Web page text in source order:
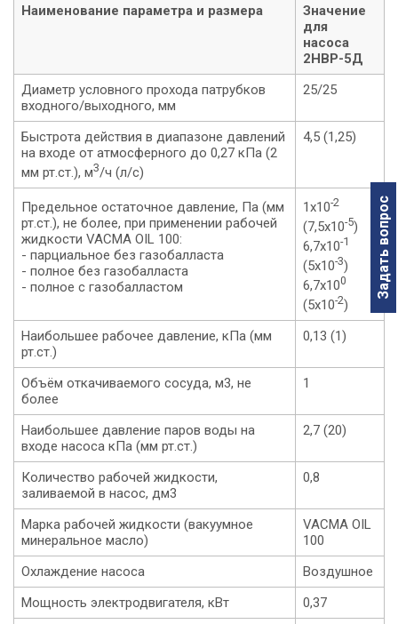
Задать вопрос
Наименование параметра и размера
Значение
для
насоса
2НВР-5Д
Диаметр условного прохода патрубков
входного/выходного, мм
25/25
Быстрота дeйствия в диaпазоне давлений
на входе от атмосферного до 0,27 кПа (2
мм рт.ст.), м3/ч (л/с)
4,5 (1,25)
Предельное остаточное давление, Па (мм
рт.ст.), не более, при применении рабочей
жидкости VACMA OIL 100:
- парциальное без газобалласта
- полное без газобалласта
- полное с газобалластом
1х10-2
(7,5х10-5)
6,7х10-1
(5х10-3)
6,7х100
(5х10-2)
Наибольшее рабочее давление, кПа (мм
рт.ст.)
0,13 (1)
Объём откачиваемого сосуда, м3, не
более
1
Наибольшее давление паров воды на
входе насоса кПa (мм рт.ст.)
2,7 (20)
Количество рабочей жидкости,
заливаемой в насос, дм3
0,8
Марка рабочей жидкости (вакуумное
минеральное масло)
VACMA OIL
100
Охлаждение насоса
Воздушное
Мощность электродвигателя, кВт
0,37